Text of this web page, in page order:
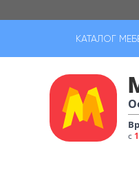
КАТАЛОГ
с